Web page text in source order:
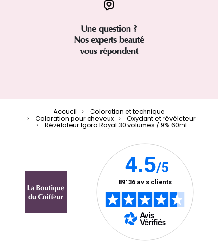
Une question ?
Nos experts beauté
vous répondent
Accueil Coloration et technique
Coloration pour cheveux Oxydant et révélateur
Révélateur Igora Royal 30 volumes / 9% 60ml